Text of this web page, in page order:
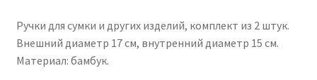
Ручки для сумки и других изделий, комплект из 2 штук.
Внешний диаметр 17 см, внутренний диаметр 15 см.
Материал: бамбук.